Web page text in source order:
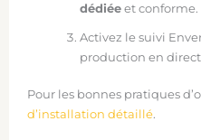
dédiée et conforme.
Activez le suivi
production en
Pour les bonnes pratiques
d’installation détaillé.